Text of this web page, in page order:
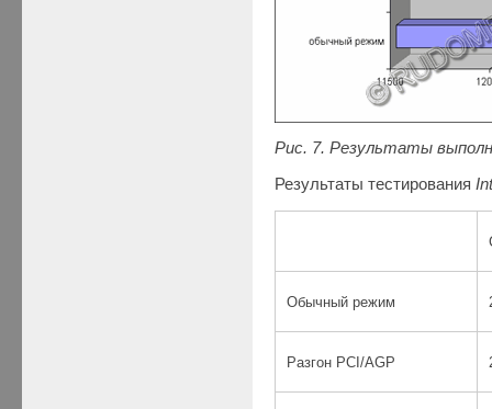
Рис. 7. Результаты
Результаты тестирования
Обычный режим
Разгон PCI/AGP